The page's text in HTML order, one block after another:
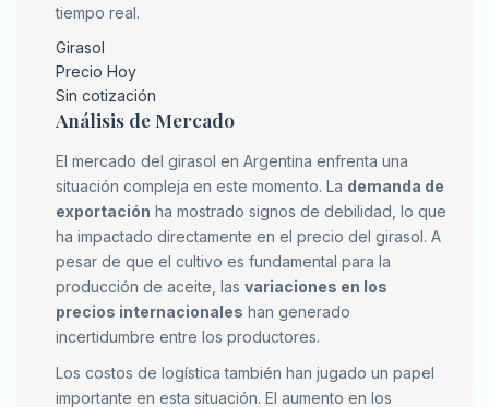
tiempo real.
Girasol
Precio Hoy
Sin cotización
Análisis de Mercado
El mercado del girasol en Argentina enfrenta una
situación compleja en este momento. La demanda de
exportación ha mostrado signos de debilidad, lo que
ha impactado directamente en el precio del girasol. A
pesar de que el cultivo es fundamental para la
producción de aceite, las variaciones en los
precios internacionales han generado
incertidumbre entre los productores.
Los costos de logística también han jugado un papel
importante en esta situación. El aumento en los